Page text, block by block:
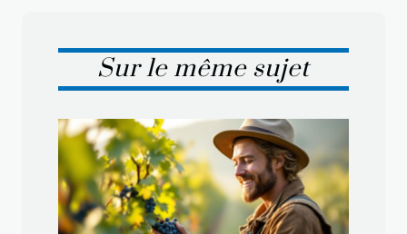
Sur le même sujet